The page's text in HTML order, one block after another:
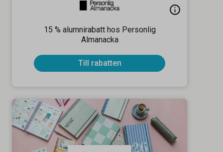
15 % alumnirabatt hos Personlig
Almanacka
Till rabatten